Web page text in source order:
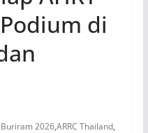
di
Buriram 2026,ARRC Thailand,